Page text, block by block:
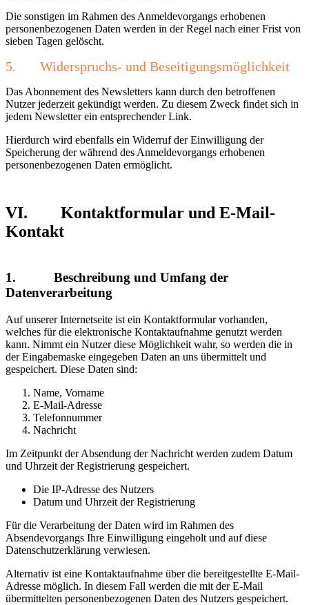
Die sonstigen im Rahmen des Anmeldevorgangs erhobenen
personenbezogenen Daten werden in der Regel nach einer Frist von
sieben Tagen gelöscht.
5. Widerspruchs- und Beseitigungsmöglichkeit
Das Abonnement des Newsletters kann durch den betroffenen
Nutzer jederzeit gekündigt werden. Zu diesem Zweck findet sich in
jedem Newsletter ein entsprechender Link.
Hierdurch wird ebenfalls ein Widerruf der Einwilligung der
Speicherung der während des Anmeldevorgangs erhobenen
personenbezogenen Daten ermöglicht.
VI. Kontaktformular und E-Mail-
Kontakt
1. Beschreibung und Umfang der
Datenverarbeitung
Auf unserer Internetseite ist ein Kontaktformular vorhanden,
welches für die elektronische Kontaktaufnahme genutzt werden
kann. Nimmt ein Nutzer diese Möglichkeit wahr, so werden die in
der Eingabemaske eingegeben Daten an uns übermittelt und
gespeichert. Diese Daten sind:
Name, Vorname
E-Mail-Adresse
Telefonnummer
Nachricht
Im Zeitpunkt der Absendung der Nachricht werden zudem Datum
und Uhrzeit der Registrierung gespeichert.
Die IP-Adresse des Nutzers
Datum und Uhrzeit der Registrierung
Für die Verarbeitung der Daten wird im Rahmen des
Absendevorgangs Ihre Einwilligung eingeholt und auf diese
Datenschutzerklärung verwiesen.
Alternativ ist eine Kontaktaufnahme über die bereitgestellte E-Mail-
Adresse möglich. In diesem Fall werden die mit der E-Mail
übermittelten personenbezogenen Daten des Nutzers gespeichert.